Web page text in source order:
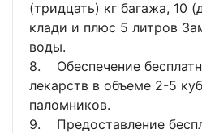
(тридцать) кг багажа, 10
клади и плюс 5 литров
воды.
8. Обеспечение
лекарств в объеме 2-5
паломников.
9. Предоставление